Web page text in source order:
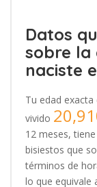
Datos
sobre la
naciste
Tu edad exacta
vivido
12 meses,
bisiestos que
términos de
lo que equivale